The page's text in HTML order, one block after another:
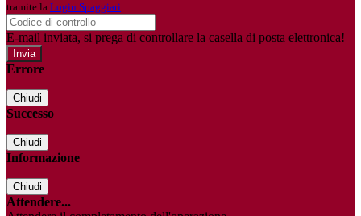
tramite la Login Spaggiari
E-mail inviata, si prega di controllare la casella di posta elettronica!
Errore
Chiudi
Successo
Chiudi
Informazione
Chiudi
Attendere...